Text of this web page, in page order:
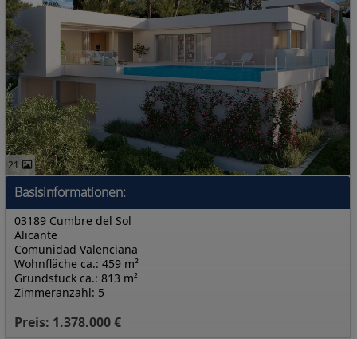
21
Basisinformationen:
03189 Cumbre del Sol
Alicante
Comunidad Valenciana
Preis: 1.378.000 €
Wohnfläche ca.: 459 m²
Grundstück ca.: 813 m²
Zimmeranzahl: 5